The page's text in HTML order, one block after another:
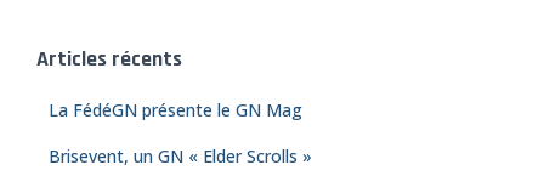
r
Articles récents
La FédéGN présente le GN Mag
Brisevent, un GN « Elder Scrolls »